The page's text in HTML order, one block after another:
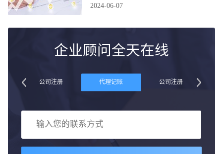
2024-06-07
企业顾问全天在线
公司注册 代理记账 公司注册